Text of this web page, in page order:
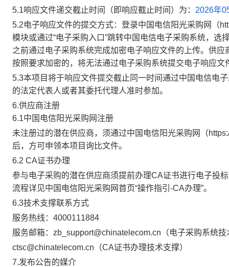
5.1响应文件递交截止时间（即响应截止时间）为： 2026年
5.2电子响应文件的提交方式：登录中国电信阳光采购网（
模块或通过“电子采购入口”跳转中国电信电子采购系统，
之前通过电子采购系统完成加密电子响应文件的上传。供
按照要求加密的，将无法通过电子采购系统提交电子响应文
5.3本项目将于响应文件提交截止同一时间通过中国电信电
的法定代表人或者其委托代理人准时参加。
6.供应商注册
6.1中国电信阳光采购网注册
未注册过的潜在供应商，须通过中国电信阳光采购网（
后，方可申领本项目询比文件。
6.2 CA证书办理
参与电子采购的潜在供应商须提前办理CA证书进行电子投
流程详见中国电信阳光采购网首页“操作指引 -CA办理”。
6.3技术支撑联系方式
服务热线： 4000111884
服务邮箱： zb_support@chinatelecom.cn （电子采购系统
ctsc@chinatelecom.cn （CA证书办理技术支撑）
7.发布公告的媒介